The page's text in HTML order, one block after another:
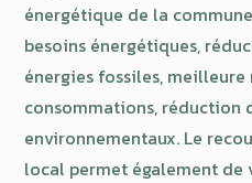
énergétique de la
besoins énergétiques,
énergies fossiles,
consommations, réduction
environnementaux. Le
local permet également de